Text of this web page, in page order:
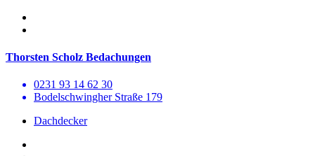
Thorsten Scholz Bedachungen
0231 93 14 62 30
Bodelschwingher Straße 179
Dachdecker